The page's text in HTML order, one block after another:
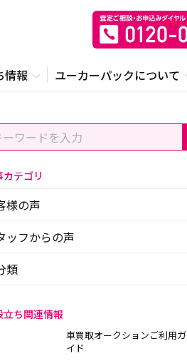
情報 ユーカーパックについて
カテゴリ
様の声
ッフからの声
類
立ち関連情報
車買取オークションご利用ガ
イド